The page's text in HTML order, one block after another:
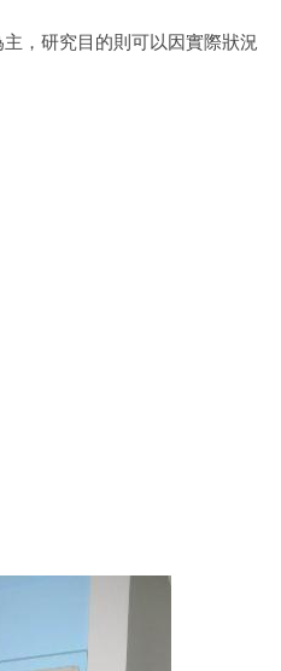
，研究目的則可以因實際狀況